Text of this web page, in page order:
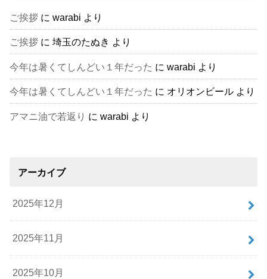
ご挨拶 にwarabi より
ご挨拶 に埼玉のたぬき より
今年は暑くてしんどい１年だった にwarabi より
今年は暑くてしんどい１年だった に オリオンビール より
アマニ油で若返り にwarabi より
アーカイブ
2025年12月
2025年11月
2025年10月